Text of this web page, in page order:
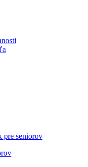
pre seniorov